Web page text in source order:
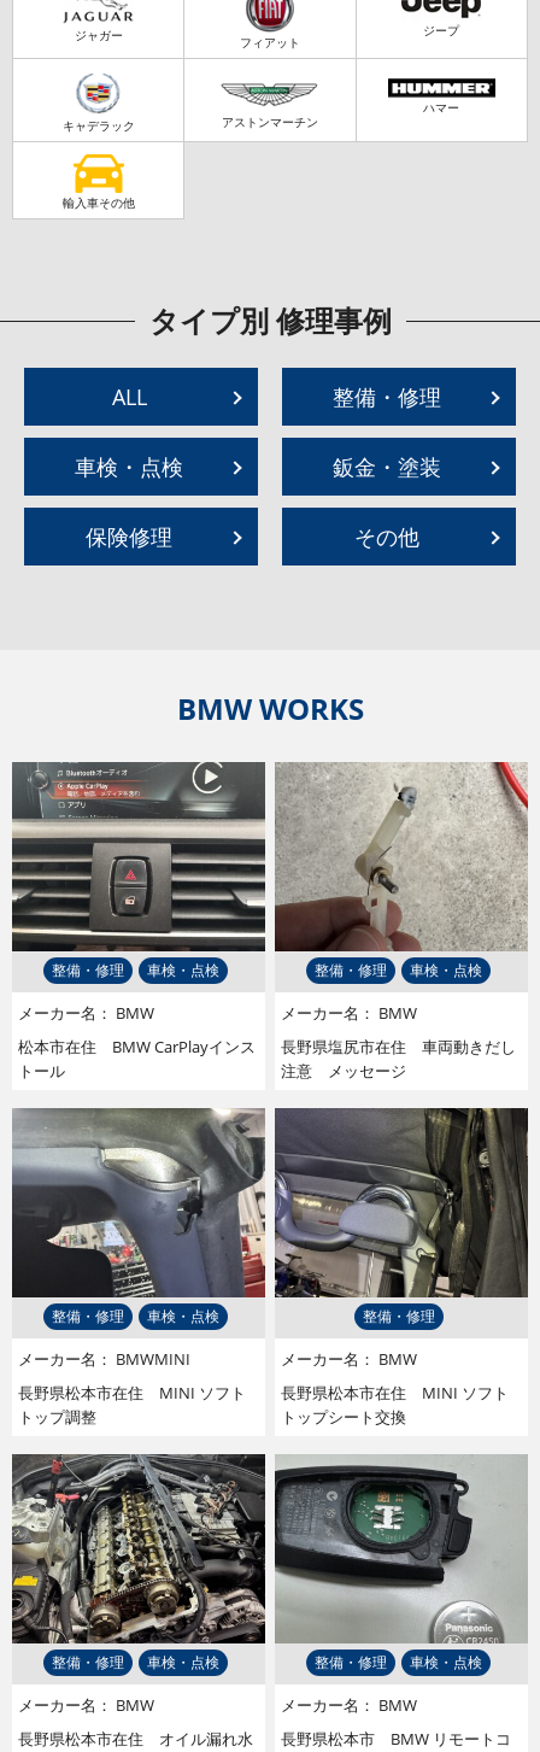
ジャガー フィアット
ジープ
キャデラック アストンマーチン
ハマー
輸入車その他
タイプ別 修理事例
ALL 整備・修理
車検・点検 鈑金・塗装
保険修理 その他
BMW WORKS
整備・修理 車検・点検
メーカー名： BMW
松本市在住 BMW CarPlayインス
トール
整備・修理 車検・点検
メーカー名： BMW
長野県塩尻市在住 車両動きだし
注意 メッセージ
整備・修理 車検・点検
メーカー名： BMWMINI
長野県松本市在住 MINI ソフト
トップ調整
整備・修理
メーカー名： BMW
長野県松本市在住 MINI ソフト
トップシート交換
整備・修理 車検・点検
メーカー名： BMW
長野県松本市在住 オイル漏れ水
整備・修理 車検・点検
メーカー名： BMW
長野県松本市 BMW リモートコ